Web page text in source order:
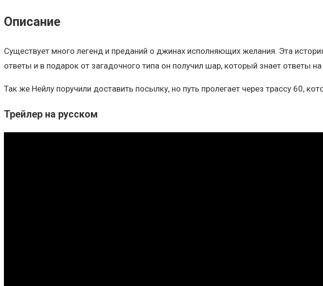
Описание
Существует много легенд и преданий о джинах исполняющих желания. Эта
ответы и в подарок от загадочного типа он получил шар, который знает ответы на
Так же Нейлу поручили доставить посылку, но путь пролегает через трассу 60,
Трейлер на русском